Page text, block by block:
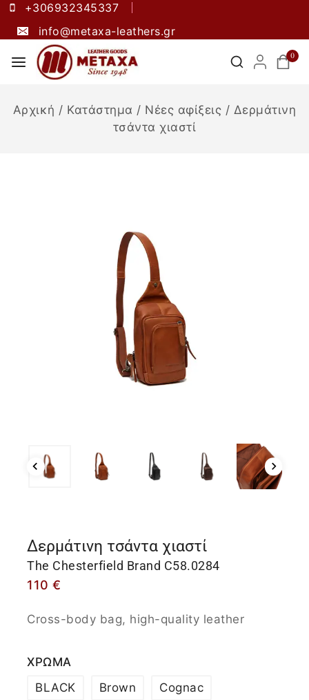
+306932345337
info@metaxa-leathers.gr
0
Αρχική / Κατάστημα / Νέες αφίξεις / Δερμάτινη
τσάντα χιαστί
Δερμάτινη τσάντα χιαστί
The Chesterfield Brand C58.0284
110 €
Cross-body bag, high-quality leather
ΧΡΩΜΑ
BLACK
Brown Cognac